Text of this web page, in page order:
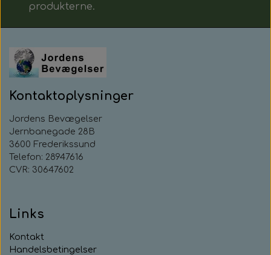
produkterne.
Kontaktoplysninger
Jordens Bevægelser
Jernbanegade 28B
3600 Frederikssund
Telefon: 28947616
CVR: 30647602
Links
Kontakt
Handelsbetingelser